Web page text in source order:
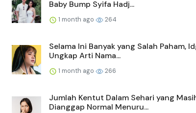
Baby Bump Syifa Hadj...
1 month ago 264
Selama Ini Banyak yang Salah Paham,
Ungkap Arti Nama...
1 month ago 266
Jumlah Kentut Dalam Sehari yang
Dianggap Normal Menuru...